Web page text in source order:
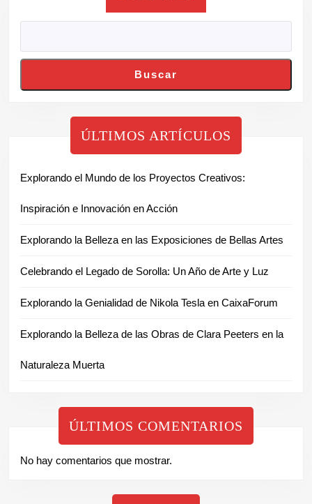
el
de
EspañaBuscar
ÚLTIMOS ARTÍCULOS
Explorando el Mundo de los Proyectos Creativos:
Inspiración e Innovación en Acción
Explorando la Belleza en las Exposiciones de Bellas Artes
Celebrando el Legado de Sorolla: Un Año de Arte y Luz
Explorando la Genialidad de Nikola Tesla en CaixaForum
Explorando la Belleza de las Obras de Clara Peeters en la
Naturaleza Muerta
ÚLTIMOS COMENTARIOS
No hay comentarios que mostrar.